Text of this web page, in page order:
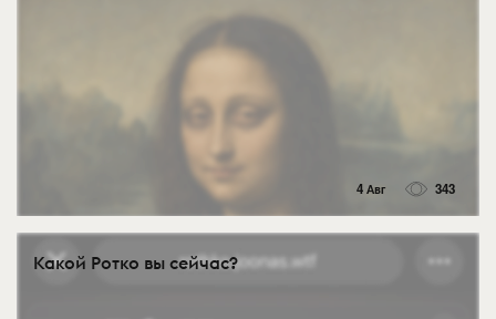
4 Авг 343
Какой Ротко вы сейчас?